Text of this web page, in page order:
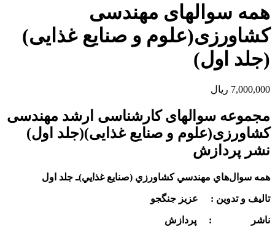
همه سوالهای مهندسی
کشاورزی(علوم و صنایع غذایی)
(جلد اول)
7,000,000 ریال
مجموعه سوالهای کارشناسی ارشد مهندسی
کشاورزی(علوم و صنایع غذایی)(جلد اول)
نشر پردازش
همه سوال‌هاي مهندسي كشاورزي (صنايع غذايي)ـ جلد اول
تالیف و تدوین : عزیز جنگجو
ناشر : پردازش